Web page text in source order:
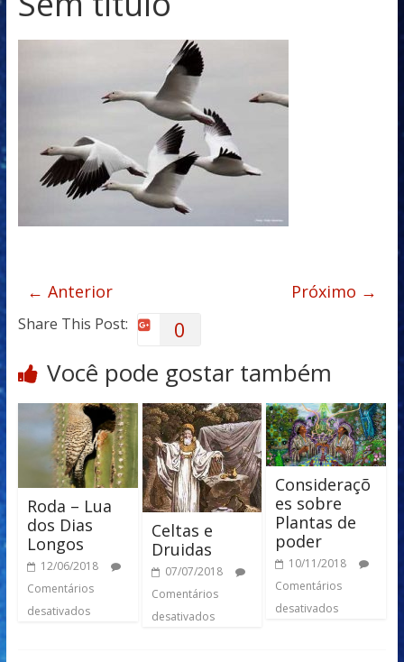
← Anterior Próximo →
Share This Post: 0
Você pode gostar também
Roda – Lua
dos Dias
Longos
12/06/2018
Comentários
desativados
Celtas e
Druidas
07/07/2018
Comentários
desativados
Consideraçõ
es sobre
Plantas de
poder
10/11/2018
Comentários
desativados